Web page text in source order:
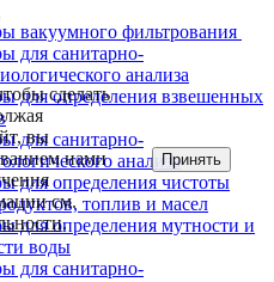
вакуумного фильтрования
для санитарно-
анализа
для определения взвешенных
для санитарно-
анализа
для определения чистоты
топлив и масел
для определения мутности и
воды
для санитарно-
сделать
вы
нами
см.
.
Принять